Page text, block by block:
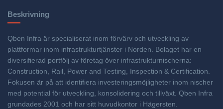
Beskrivning
Qben Infra är specialiserat inom förvärv och utveckling av
plattformar inom infrastrukturtjänster i Norden. Bolaget har en
diversifierad portfölj av företag över infrastrukturnischerna:
Construction, Rail, Power and Testing, Inspection & Certification.
Fokusen är på att identifiera investeringsmöjligheter inom nischer
med potential för utveckling, konsolidering och tillväxt. Qben Infra
grundades 2001 och har sitt huvudkontor i Hägersten.